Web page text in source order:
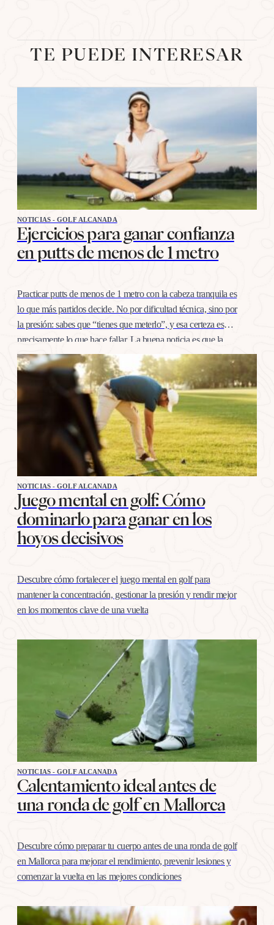
TE PUEDE INTERESAR
NOTICIAS - GOLF ALCANADA
Ejercicios para ganar confianza
en putts de menos de 1 metro
Practicar putts de menos de 1 metro con la cabeza tranquila es
lo que más partidos decide. No por dificultad técnica, sino por
la presión: sabes que “tienes que meterlo”, y esa certeza es
precisamente lo que hace fallar. La buena noticia es que la
confianza en esta distancia se entrena igual que cualquier
otro…
NOTICIAS - GOLF ALCANADA
Juego mental en golf: Cómo
dominarlo para ganar en los
hoyos decisivos
Descubre cómo fortalecer el juego mental en golf para
mantener la concentración, gestionar la presión y rendir mejor
en los momentos clave de una vuelta
NOTICIAS - GOLF ALCANADA
Calentamiento ideal antes de
una ronda de golf en Mallorca
Descubre cómo preparar tu cuerpo antes de una ronda de golf
en Mallorca para mejorar el rendimiento, prevenir lesiones y
comenzar la vuelta en las mejores condiciones